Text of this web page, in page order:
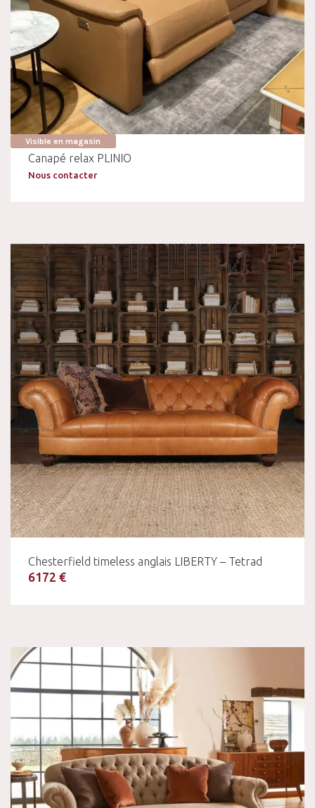
Visible en magasin
Canapé relax PLINIO
Nous contacter
Chesterfield timeless anglais LIBERTY – Tetrad
6172 €